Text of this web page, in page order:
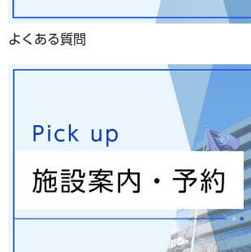
よくある質問